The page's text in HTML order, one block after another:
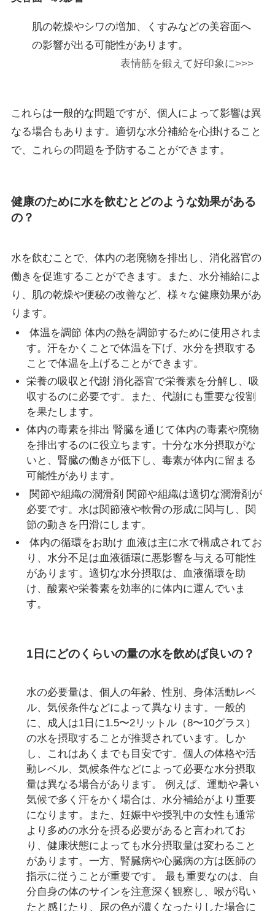
肌の乾燥やシワの増加、くすみなどの美容面へ
の影響が出る可能性があります。
表情筋を鍛えて好印象に>>>
これらは一般的な問題ですが、個人によって影響は異
なる場合もあります。適切な水分補給を心掛けること
で、これらの問題を予防することができます。
健康のために水を飲むとどのような効果がある
の？
水を飲むことで、体内の老廃物を排出し、消化器官の
働きを促進することができます。また、水分補給によ
り、肌の乾燥や便秘の改善など、様々な健康効果があ
ります。
体温を調節 体内の熱を調節するために使用されま
す。汗をかくことで体温を下げ、水分を摂取する
ことで体温を上げることができます。
栄養の吸収と代謝 消化器官で栄養素を分解し、吸
収するのに必要です。また、代謝にも重要な役割
を果たします。
体内の毒素を排出 腎臓を通じて体内の毒素や廃物
を排出するのに役立ちます。十分な水分摂取がな
いと、腎臓の働きが低下し、毒素が体内に留まる
可能性があります。
関節や組織の潤滑剤 関節や組織は適切な潤滑剤が
必要です。水は関節液や軟骨の形成に関与し、関
節の動きを円滑にします。
体内の循環をお助け 血液は主に水で構成されてお
り、水分不足は血液循環に悪影響を与える可能性
があります。適切な水分摂取は、血液循環を助
け、酸素や栄養素を効率的に体内に運んでいま
す。
1日にどのくらいの量の水を飲めば良いの？
水の必要量は、個人の年齢、性別、身体活動レベ
ル、気候条件などによって異なります。一般的
に、成人は1日に1.5〜2リットル（8〜10グラス）
の水を摂取することが推奨されています。しか
し、これはあくまでも目安です。個人の体格や活
動レベル、気候条件などによって必要な水分摂取
量は異なる場合があります。 例えば、運動や暑い
気候で多く汗をかく場合は、水分補給がより重要
になります。また、妊娠中や授乳中の女性も通常
より多めの水分を摂る必要があると言われてお
り、健康状態によっても水分摂取量は変わること
があります。一方、腎臓病や心臓病の方は医師の
指示に従うことが重要です。 最も重要なのは、自
分自身の体のサインを注意深く観察し、喉が渇い
たと感じたり、尿の色が濃くなったりした場合に